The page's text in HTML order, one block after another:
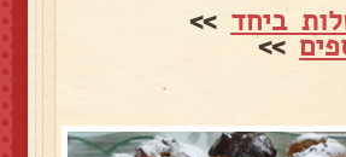
ביחד >>
>>